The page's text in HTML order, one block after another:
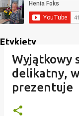
Etykiety
Wyjątkowy
delikatny,
prezentuje